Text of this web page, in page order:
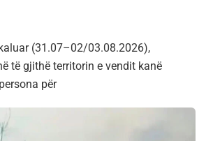
(31.07–02/03.08.2026),
të gjithë territorin e vendit kanë
për